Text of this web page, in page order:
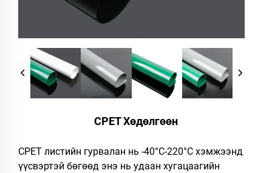
CPET Хөдөлгөөн
CPET листийн гурвалан нь -40°C-220°C хэмжээнд
үүсвэртэй бөгөөд энэ нь удаан хугацаагийн